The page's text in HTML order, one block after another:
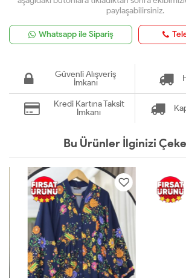
paylaşabilirsiniz.
Whatsapp ile Sipariş
Güvenli Alışveriş
İmkanı
Kredi Kartına Taksit
İmkanı
Bu Ürünler İlginizi